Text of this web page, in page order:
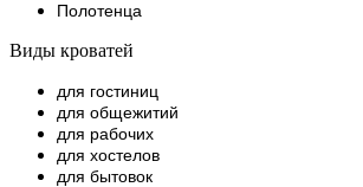
Полотенца
Виды кроватей
для гостиниц
для общежитий
для рабочих
для хостелов
для бытовок